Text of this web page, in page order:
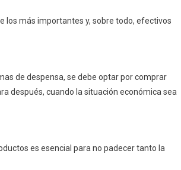
los más importantes y, sobre todo, efectivos
de despensa, se debe optar por comprar
después, cuando la situación económica sea
es esencial para no padecer tanto la